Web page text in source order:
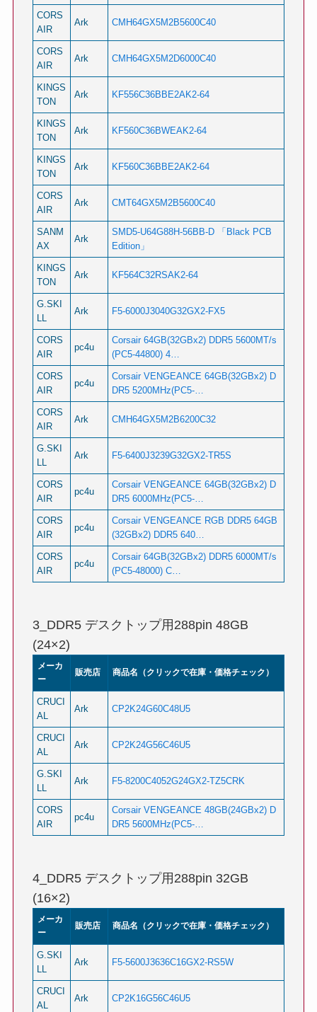
CORS
AIR
Ark CMH64GX5M2B5600C40
CORS
AIR
Ark CMH64GX5M2D6000C40
KINGS
TON
Ark KF556C36BBE2AK2-64
KINGS
TON
Ark KF560C36BWEAK2-64
KINGS
TON
Ark KF560C36BBE2AK2-64
CORS
AIR
Ark CMT64GX5M2B5600C40
SANM
AX
Ark
SMD5-U64G88H-56BB-D 「Black PCB
Edition」
KINGS
TON
Ark KF564C32RSAK2-64
G.SKI
LL
Ark F5-6000J3040G32GX2-FX5
CORS
AIR
pc4u
Corsair 64GB(32GBx2) DDR5 5600MT/s
(PC5-44800) 4…
CORS
AIR
pc4u
Corsair VENGEANCE 64GB(32GBx2) D
DR5 5200MHz(PC5-…
CORS
AIR
Ark CMH64GX5M2B6200C32
G.SKI
LL
Ark F5-6400J3239G32GX2-TR5S
CORS
AIR
pc4u
Corsair VENGEANCE 64GB(32GBx2) D
DR5 6000MHz(PC5-…
CORS
AIR
pc4u
Corsair VENGEANCE RGB DDR5 64GB
(32GBx2) DDR5 640…
CORS
AIR
pc4u
Corsair 64GB(32GBx2) DDR5 6000MT/s
(PC5-48000) C…
3_DDR5 デスクトップ用288pin 48GB
(24×2)
メーカ
ー
販売店 商品名（クリックで在庫・価格チェック）
CRUCI
AL
Ark CP2K24G60C48U5
CRUCI
AL
Ark CP2K24G56C46U5
G.SKI
LL
Ark F5-8200C4052G24GX2-TZ5CRK
CORS
AIR
pc4u
Corsair VENGEANCE 48GB(24GBx2) D
DR5 5600MHz(PC5-…
4_DDR5 デスクトップ用288pin 32GB
(16×2)
メーカ
ー
販売店 商品名（クリックで在庫・価格チェック）
G.SKI
LL
Ark F5-5600J3636C16GX2-RS5W
CRUCI
AL
Ark CP2K16G56C46U5